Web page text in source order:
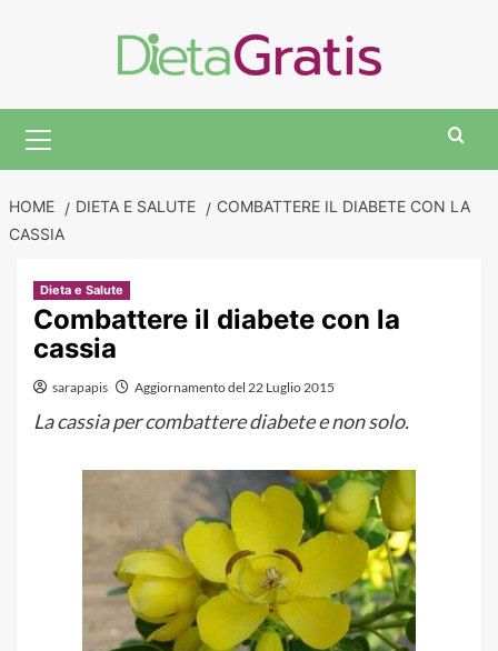
Menu
HOME DIETA E SALUTE
COMBATTERE IL DIABETE CON LA
CASSIA
Dieta e Salute
Combattere il diabete con la
cassia
sarapapis Aggiornamento del 22 Luglio 2015
La cassia per combattere diabete e non solo.